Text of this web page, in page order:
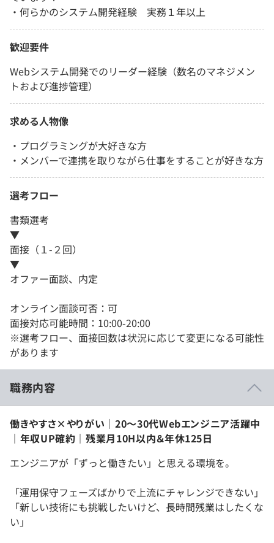
・何らかのシステム開発経験 実務１年以上
歓迎要件
Webシステム開発でのリーダー経験（数名のマネジメン
トおよび進捗管理）
求める人物像
・プログラミングが大好きな方
・メンバーで連携を取りながら仕事をすることが好きな方
選考フロー
書類選考
▼
面接（１-２回）
▼
オファー面談、内定
オンライン面談可否：可
面接対応可能時間：10:00-20:00
※選考フロー、面接回数は状況に応じて変更になる可能性
があります
職務内容
働きやすさ×やりがい｜20〜30代Webエンジニア活躍中
｜年収UP確約｜残業月10H以内＆年休125日
エンジニアが「ずっと働きたい」と思える環境を。
「運用保守フェーズばかりで上流にチャレンジできない」
「新しい技術にも挑戦したいけど、長時間残業はしたくな
い」